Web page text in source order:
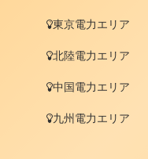
東京電力エリア
北陸電力エリア
中国電力エリア
九州電力エリア